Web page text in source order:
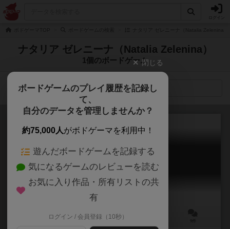
ナタリア ゼレニーナ（Natalia Zelenina）
1個のボードゲーム
検索メニュー
スプラッシュ！
Splash!
15分前後
閉じる
ボードゲームのプレイ履歴を記録し
て、
自分のデータを管理しませんか？
約75,000人がボドゲーマを利用中！
遊んだボードゲームを記録する
気になるゲームのレビューを読む
お気に入り作品・所有リストの共
有
ログイン / 会員登録（10秒）